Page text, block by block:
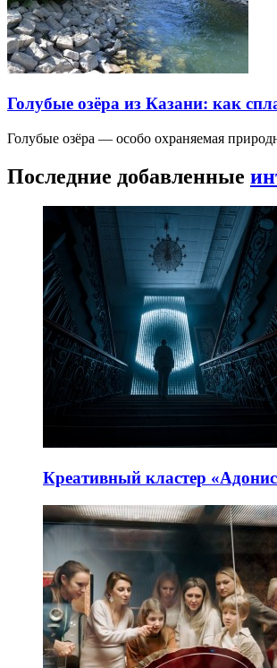
Голубые озёра из Казани: как
Голубые озёра — особо охраняемая
Последние добавленные
Креативный кластер